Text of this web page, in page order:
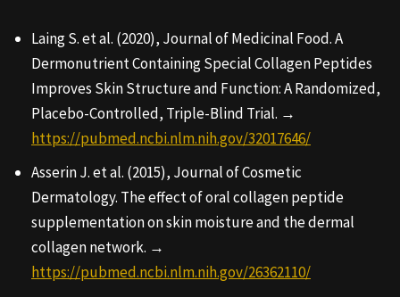
Laing S. et al. (2020), Journal of Medicinal Food. A
Dermonutrient Containing Special Collagen Peptides
Improves Skin Structure and Function: A Randomized,
Placebo-Controlled, Triple-Blind Trial. →
https://pubmed.ncbi.nlm.nih.gov/32017646/
Asserin J. et al. (2015), Journal of Cosmetic
Dermatology. The effect of oral collagen peptide
supplementation on skin moisture and the dermal
collagen network. →
https://pubmed.ncbi.nlm.nih.gov/26362110/